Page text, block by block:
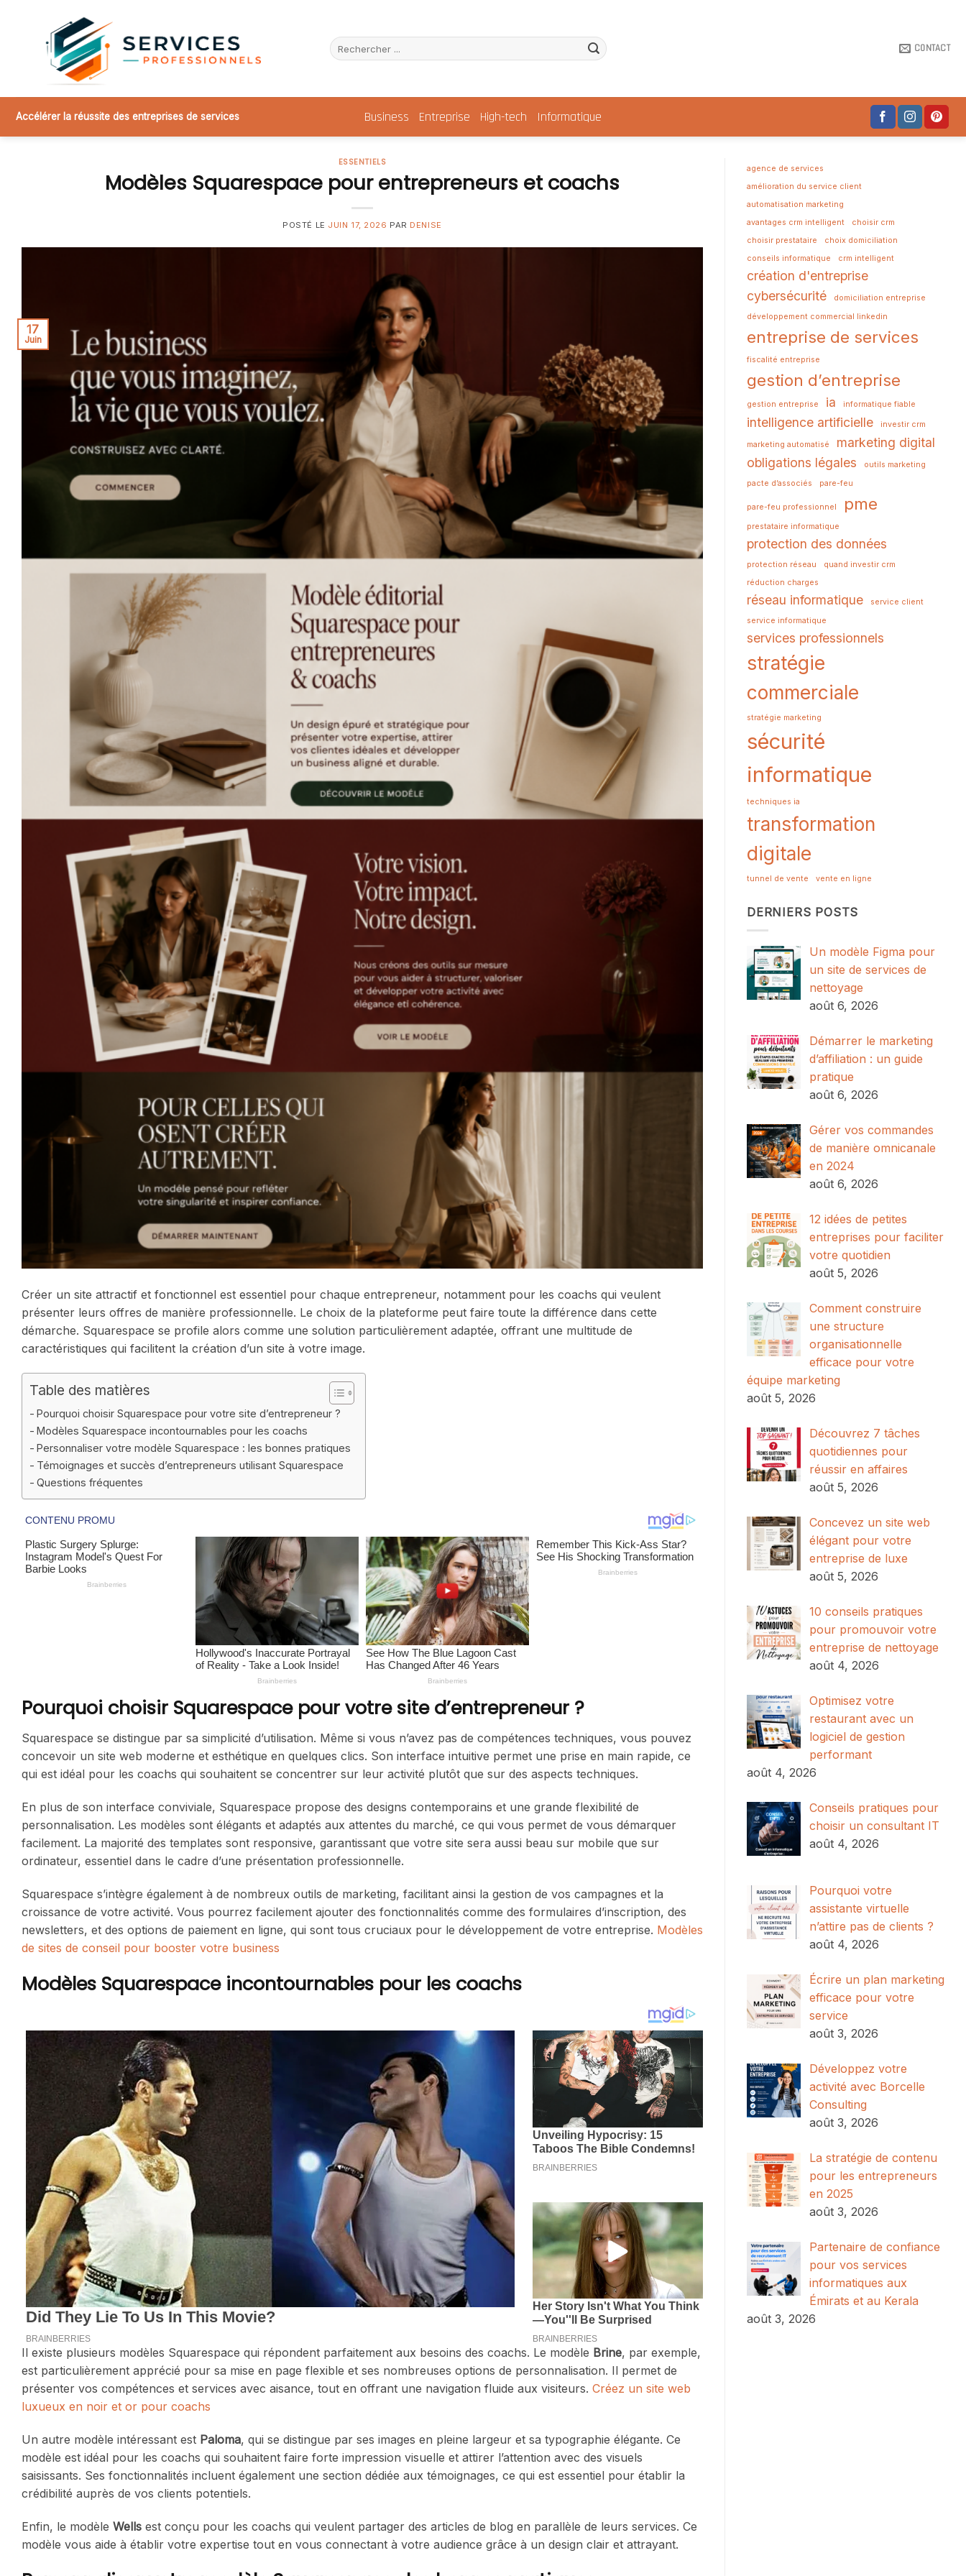
CONTACT
Accélérer la réussite des entreprises de services Business Entreprise High-tech Informatique
ESSENTIELS
Modèles Squarespace pour entrepreneurs et coachs
POSTÉ LE JUIN 17, 2026 PAR DENISE
17
Juin
Créer un site attractif et fonctionnel est essentiel pour chaque entrepreneur, notamment pour les coachs qui veulent
présenter leurs offres de manière professionnelle. Le choix de la plateforme peut faire toute la différence dans cette
démarche. Squarespace se profile alors comme une solution particulièrement adaptée, offrant une multitude de
caractéristiques qui facilitent la création d’un site à votre image.
Table des matières
Pourquoi choisir Squarespace pour votre site d’entrepreneur ?
Modèles Squarespace incontournables pour les coachs
Personnaliser votre modèle Squarespace : les bonnes pratiques
Témoignages et succès d’entrepreneurs utilisant Squarespace
Questions fréquentes
Pourquoi choisir Squarespace pour votre site d’entrepreneur ?
Squarespace se distingue par sa simplicité d’utilisation. Même si vous n’avez pas de compétences techniques, vous pouvez
concevoir un site web moderne et esthétique en quelques clics. Son interface intuitive permet une prise en main rapide, ce
qui est idéal pour les coachs qui souhaitent se concentrer sur leur activité plutôt que sur des aspects techniques.
En plus de son interface conviviale, Squarespace propose des designs contemporains et une grande flexibilité de
personnalisation. Les modèles sont élégants et adaptés aux attentes du marché, ce qui vous permet de vous démarquer
facilement. La majorité des templates sont responsive, garantissant que votre site sera aussi beau sur mobile que sur
ordinateur, essentiel dans le cadre d’une présentation professionnelle.
Squarespace s’intègre également à de nombreux outils de marketing, facilitant ainsi la gestion de vos campagnes et la
croissance de votre activité. Vous pourrez facilement ajouter des fonctionnalités comme des formulaires d’inscription, des
newsletters, et des options de paiement en ligne, qui sont tous cruciaux pour le développement de votre entreprise. Modèles
de sites de conseil pour booster votre business
Modèles Squarespace incontournables pour les coachs
Il existe plusieurs modèles Squarespace qui répondent parfaitement aux besoins des coachs. Le modèle Brine, par exemple,
est particulièrement apprécié pour sa mise en page flexible et ses nombreuses options de personnalisation. Il permet de
présenter vos compétences et services avec aisance, tout en offrant une navigation fluide aux visiteurs. Créez un site web
luxueux en noir et or pour coachs
Un autre modèle intéressant est Paloma, qui se distingue par ses images en pleine largeur et sa typographie élégante. Ce
modèle est idéal pour les coachs qui souhaitent faire forte impression visuelle et attirer l’attention avec des visuels
saisissants. Ses fonctionnalités incluent également une section dédiée aux témoignages, ce qui est essentiel pour établir la
crédibilité auprès de vos clients potentiels.
Enfin, le modèle Wells est conçu pour les coachs qui veulent partager des articles de blog en parallèle de leurs services. Ce
modèle vous aide à établir votre expertise tout en vous connectant à votre audience grâce à un design clair et attrayant.
agence de services
amélioration du service client
automatisation marketing
avantages crm intelligent
choisir crm
choisir prestataire
choix domiciliation
conseils informatique
crm intelligent
création d'entreprise
cybersécurité
domiciliation entreprise
développement commercial linkedin
entreprise de services
fiscalité entreprise
gestion d’entreprise
gestion entreprise ia informatique fiable
intelligence artificielle investir crm
marketing automatisé
marketing digital
obligations légales
outils marketing
pacte d’associés
pare-feu
pare-feu professionnel pme
prestataire informatique
protection des données
protection réseau
quand investir crm
réduction charges
réseau informatique
service client
service informatique
services professionnels
stratégie
commerciale
stratégie marketing
sécurité
informatique
techniques ia
transformation
digitale
tunnel de vente vente en ligne
DERNIERS POSTS
Un modèle Figma pour
un site de services de
nettoyage
août 6, 2026
Démarrer le marketing
d’affiliation : un guide
pratique
août 6, 2026
Gérer vos commandes
de manière omnicanale
en 2024
août 6, 2026
12 idées de petites
entreprises pour faciliter
votre quotidien
août 5, 2026
Comment construire
une structure
organisationnelle
efficace pour votre
équipe marketing
août 5, 2026
Découvrez 7 tâches
quotidiennes pour
réussir en affaires
août 5, 2026
Concevez un site web
élégant pour votre
entreprise de luxe
août 5, 2026
10 conseils pratiques
pour promouvoir votre
entreprise de nettoyage
août 4, 2026
Optimisez votre
restaurant avec un
logiciel de gestion
performant
août 4, 2026
Conseils pratiques pour
choisir un consultant IT
août 4, 2026
Pourquoi votre
assistante virtuelle
n’attire pas de clients ?
août 4, 2026
Écrire un plan marketing
efficace pour votre
service
août 3, 2026
Développez votre
activité avec Borcelle
Consulting
août 3, 2026
La stratégie de contenu
pour les entrepreneurs
en 2025
août 3, 2026
Partenaire de confiance
pour vos services
informatiques aux
Émirats et au Kerala
août 3, 2026